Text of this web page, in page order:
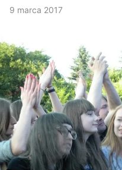
9 marca 2017